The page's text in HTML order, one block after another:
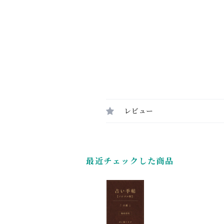
レビュー
最近チェックした商品